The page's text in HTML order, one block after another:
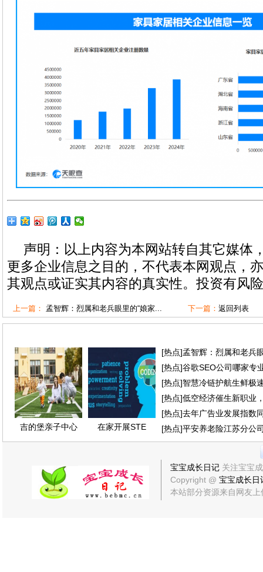
声明：以上内容为本网站转自其它媒体
更多企业信息之目的，不代表本网观点，
其观点或证实其内容的真实性。投资有风
上一篇： 孟智辉：烈属和老兵眼里的“娘家... 下一篇： 返回列表
吉的堡亲子中心 在家开展STE
[热点]孟智辉：烈属和老兵
[热点]谷歌SEO公司哪家专
[热点]智慧冷链护航生鲜极
[热点]低空经济催生新职业
[热点]去年广告业发展指数
[热点]平安养老险江苏分公
宝宝成长日记 关注宝宝
Copyright @ 宝宝成长日
本站部分资源来自网友